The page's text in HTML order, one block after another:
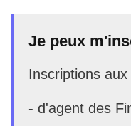
Je peux
Inscriptions
- d'agent des